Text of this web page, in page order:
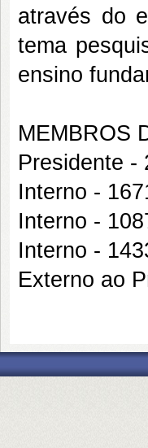
através do
tema
ensino
MEMBROS
Presidente -
Interno -
Interno -
Interno -
Externo ao